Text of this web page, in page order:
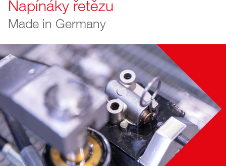
Napínáky řetězu
Made in Germany